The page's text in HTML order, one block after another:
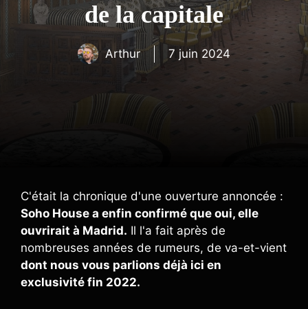
de la capitale
Arthur 7 juin 2024
C'était la chronique d'une ouverture annoncée :
Soho House a enfin confirmé que oui, elle
ouvrirait à Madrid. Il l'a fait après de
nombreuses années de rumeurs, de va-et-vient
dont nous vous parlions déjà ici en
exclusivité fin 2022.